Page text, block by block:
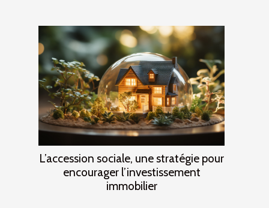
L’accession sociale, une stratégie pour
encourager l’investissement
immobilier